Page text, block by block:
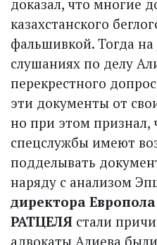
доказал, что многие
казахстанского
фальшивкой. Тогда
слушаниях по делу
перекрестного
эти документы от
но при этом признал,
спецслужбы имеют
подделывать
наряду с анализом
директора
РАТЦЕЛЯ стали
адвокаты Алиева